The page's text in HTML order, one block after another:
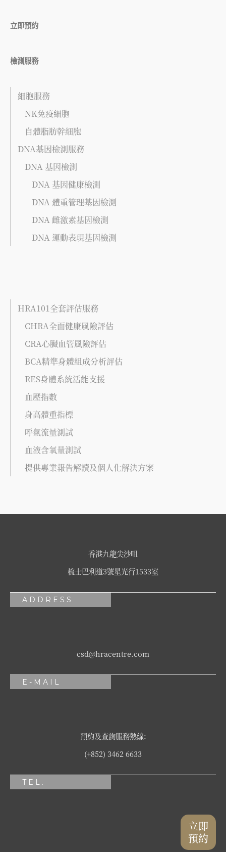
立即預約
檢測服務
細胞服務
NK免疫細胞
自體脂肪幹細胞
DNA基因檢測服務
DNA 基因檢測
DNA 基因健康檢測
DNA 體重管理基因檢測
DNA 雌激素基因檢測
DNA 運動表現基因檢測
HRA101全套評估服務
CHRA全面健康風險評估
CRA心臟血管風險評估
BCA精準身體組成分析評估
RES身體系統活能支援
血壓指數
身高體重指標
呼氣流量測試
血液含氧量測試
提供專業報告解讀及個人化解決方案
香港九龍尖沙咀
梳士巴利道3號星光行1533室
ADDRESS
csd@hracentre.com
E-MAIL
預約及查詢服務熱線:
(+852) 3462 6633
TEL.
立即
預約